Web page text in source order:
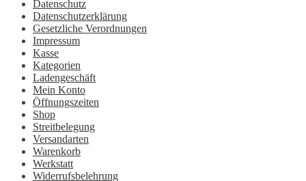
Datenschutz
Datenschutzerklärung
Gesetzliche Verordnungen
Impressum
Kasse
Kategorien
Ladengeschäft
Mein Konto
Öffnungszeiten
Shop
Streitbelegung
Versandarten
Warenkorb
Werkstatt
Widerrufsbelehrung